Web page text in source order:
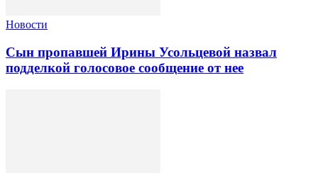
Новости
Сын пропавшей Ирины Усольцевой назвал
подделкой голосовое сообщение от нее